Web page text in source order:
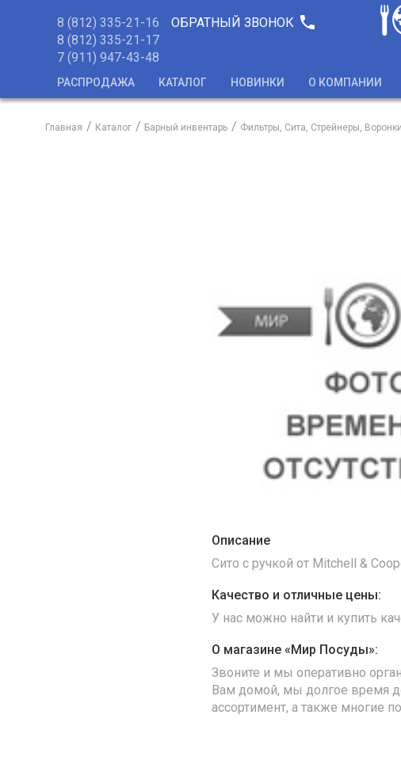
8 (812) 335-21-16
8 (812) 335-21-17
7 (911) 947-43-48
ОБРАТНЫЙ ЗВОНОК phone
РАСПРОДАЖА КАТАЛОГ НОВИНКИ О КОМПАНИИ
Главная Каталог Барный инвентарь Фильтры, Сита, Стрейнеры, Воронки
Описание
Сито с ручкой от Mitchell &
Качество и отличные цены:
У нас можно найти и купить
О магазине «Мир Посуды»:
Звоните и мы оперативно
Вам домой, мы долгое время
ассортимент, а также многие